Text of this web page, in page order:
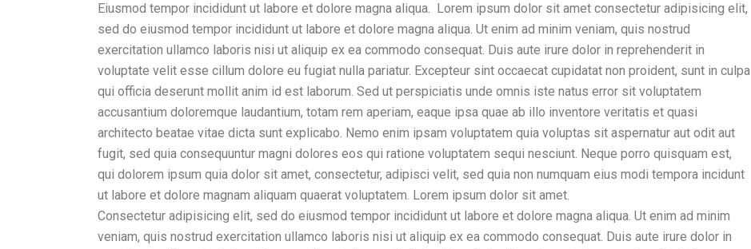
Eiusmod tempor incididunt ut labore et dolore magna aliqua. Lorem ipsum dolor sit amet consectetur adipisicing elit,
sed do eiusmod tempor incididunt ut labore et dolore magna aliqua. Ut enim ad minim veniam, quis nostrud
exercitation ullamco laboris nisi ut aliquip ex ea commodo consequat. Duis aute irure dolor in reprehenderit in
voluptate velit esse cillum dolore eu fugiat nulla pariatur. Excepteur sint occaecat cupidatat non proident, sunt in culpa
qui officia deserunt mollit anim id est laborum. Sed ut perspiciatis unde omnis iste natus error sit voluptatem
accusantium doloremque laudantium, totam rem aperiam, eaque ipsa quae ab illo inventore veritatis et quasi
architecto beatae vitae dicta sunt explicabo. Nemo enim ipsam voluptatem quia voluptas sit aspernatur aut odit aut
fugit, sed quia consequuntur magni dolores eos qui ratione voluptatem sequi nesciunt. Neque porro quisquam est,
qui dolorem ipsum quia dolor sit amet, consectetur, adipisci velit, sed quia non numquam eius modi tempora incidunt
ut labore et dolore magnam aliquam quaerat voluptatem. Lorem ipsum dolor sit amet.
Consectetur adipisicing elit, sed do eiusmod tempor incididunt ut labore et dolore magna aliqua. Ut enim ad minim
veniam, quis nostrud exercitation ullamco laboris nisi ut aliquip ex ea commodo consequat. Duis aute irure dolor in